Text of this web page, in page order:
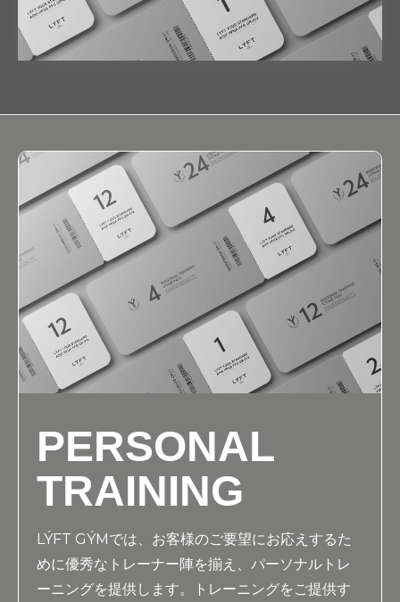
PERSONAL
TRAINING
LÝFT GÝMでは、お客様のご要望にお応えするた
めに優秀なトレーナー陣を揃え、パーソナルトレ
ーニングを提供します。トレーニングをご提供す